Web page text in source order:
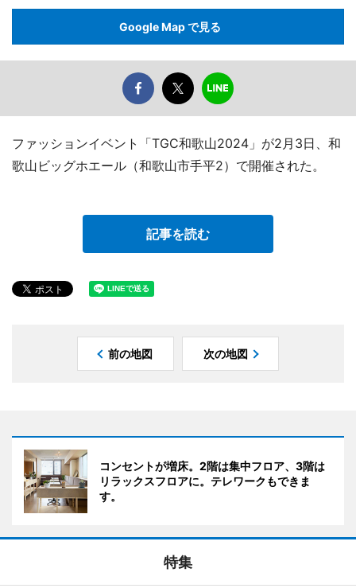
Google Map で見る
ファッションイベント「TGC和歌山2024」が2月3日、和
歌山ビッグホエール（和歌山市手平2）で開催された。
記事を読む
前の地図 次の地図
コンセントが増床。2階は集中フロア、3階は
リラックスフロアに。テレワークもできま
す。
特集